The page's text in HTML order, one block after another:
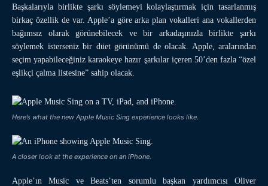
Başkalarıyla birlikte şarkı söylemeyi kolaylaştırmak için tasarlanmış
birkaç özellik de var. Apple’a göre arka plan vokalleri ana vokallerden
bağımsız olarak görünebilecek ve bir arkadaşınızla birlikte şarkı
söylemek isterseniz bir düet görünümü de olacak. Apple, aralarından
seçim yapabileceğiniz karaokeye hazır şarkılar içeren 50’den fazla “özel
eşlikçi çalma listesine” sahip olacak.
Here’s what the new Apple Music Sing experience looks like.
A closer look at the experience on an iPhone.
Apple’ın Music ve Beats’ten sorumlu başkan yardımcısı Oliver